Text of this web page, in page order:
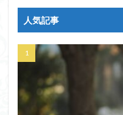
人気記事